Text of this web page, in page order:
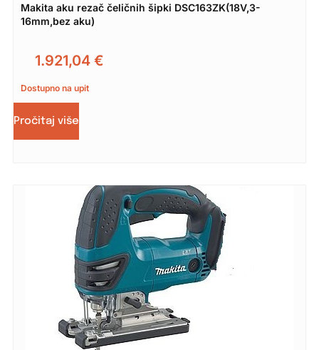
Makita aku rezač čeličnih šipki DSC163ZK(18V,3-
16mm,bez aku)
1.921,04 €
Dostupno na upit
Pročitaj više